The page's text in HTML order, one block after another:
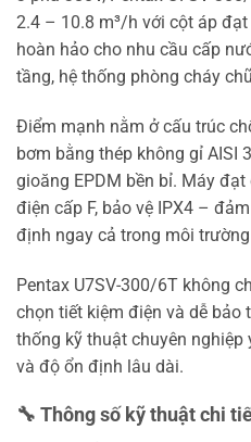
2.4 – 10.8 m³/h với cột áp
hoàn hảo cho nhu cầu cấp
tầng, hệ thống phòng cháy
Điểm mạnh nằm ở cấu trúc
bơm bằng thép không gỉ AISI
gioăng EPDM bền bỉ. Máy
điện cấp F, bảo vệ IPX4 –
định ngay cả trong môi
Pentax U7SV-300/6T không
chọn tiết kiệm điện và dễ bảo
thống kỹ thuật chuyên nghiệp
và độ ổn định lâu dài.
🔧 Thông số kỹ thuật chi